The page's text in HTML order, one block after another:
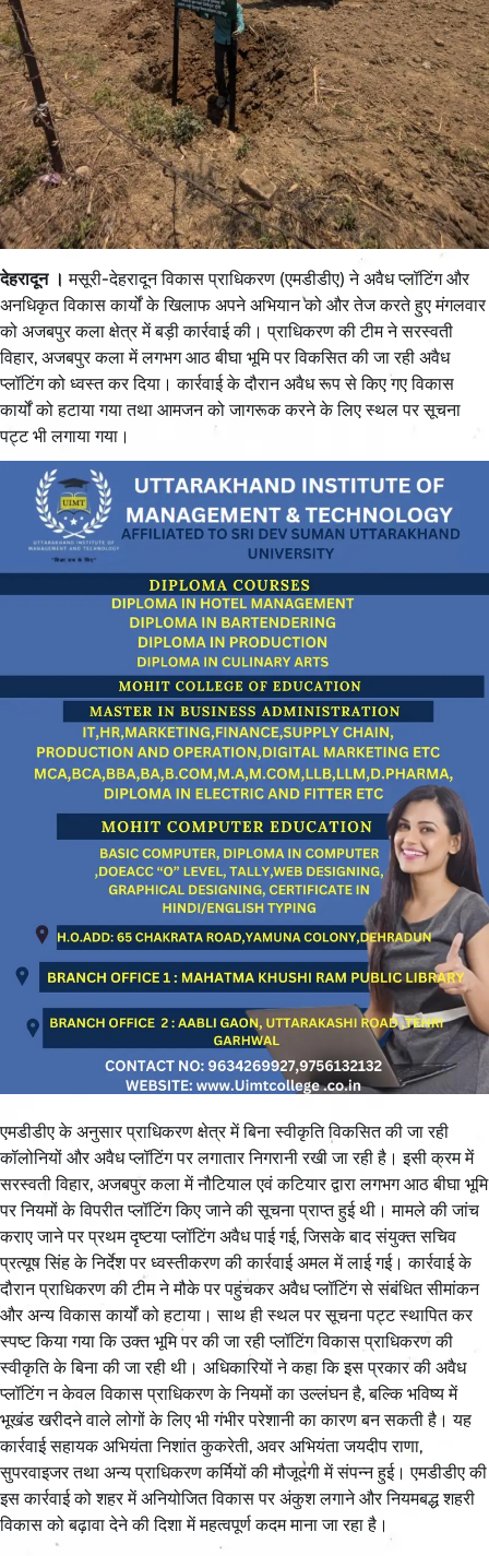
देहरादून । मसूरी-देहरादून विकास प्राधिकरण (एमडीडीए) ने अवैध प्लॉटिंग और
अनधिकृत विकास कार्यों के खिलाफ अपने अभियान को और तेज करते हुए मंगलवार
को अजबपुर कला क्षेत्र में बड़ी कार्रवाई की। प्राधिकरण की टीम ने सरस्वती
विहार, अजबपुर कला में लगभग आठ बीघा भूमि पर विकसित की जा रही अवैध
प्लॉटिंग को ध्वस्त कर दिया। कार्रवाई के दौरान अवैध रूप से किए गए विकास
कार्यों को हटाया गया तथा आमजन को जागरूक करने के लिए स्थल पर सूचना
पट्ट भी लगाया गया।
एमडीडीए के अनुसार प्राधिकरण क्षेत्र में बिना स्वीकृति विकसित की जा रही
कॉलोनियों और अवैध प्लॉटिंग पर लगातार निगरानी रखी जा रही है। इसी क्रम में
सरस्वती विहार, अजबपुर कला में नौटियाल एवं कटियार द्वारा लगभग आठ बीघा भूमि
पर नियमों के विपरीत प्लॉटिंग किए जाने की सूचना प्राप्त हुई थी। मामले की जांच
कराए जाने पर प्रथम दृष्टया प्लॉटिंग अवैध पाई गई, जिसके बाद संयुक्त सचिव
प्रत्यूष सिंह के निर्देश पर ध्वस्तीकरण की कार्रवाई अमल में लाई गई। कार्रवाई के
दौरान प्राधिकरण की टीम ने मौके पर पहुंचकर अवैध प्लॉटिंग से संबंधित सीमांकन
और अन्य विकास कार्यों को हटाया। साथ ही स्थल पर सूचना पट्ट स्थापित कर
स्पष्ट किया गया कि उक्त भूमि पर की जा रही प्लॉटिंग विकास प्राधिकरण की
स्वीकृति के बिना की जा रही थी। अधिकारियों ने कहा कि इस प्रकार की अवैध
प्लॉटिंग न केवल विकास प्राधिकरण के नियमों का उल्लंघन है, बल्कि भविष्य में
भूखंड खरीदने वाले लोगों के लिए भी गंभीर परेशानी का कारण बन सकती है। यह
कार्रवाई सहायक अभियंता निशांत कुकरेती, अवर अभियंता जयदीप राणा,
सुपरवाइजर तथा अन्य प्राधिकरण कर्मियों की मौजूदगी में संपन्न हुई। एमडीडीए की
इस कार्रवाई को शहर में अनियोजित विकास पर अंकुश लगाने और नियमबद्ध शहरी
विकास को बढ़ावा देने की दिशा में महत्वपूर्ण कदम माना जा रहा है।